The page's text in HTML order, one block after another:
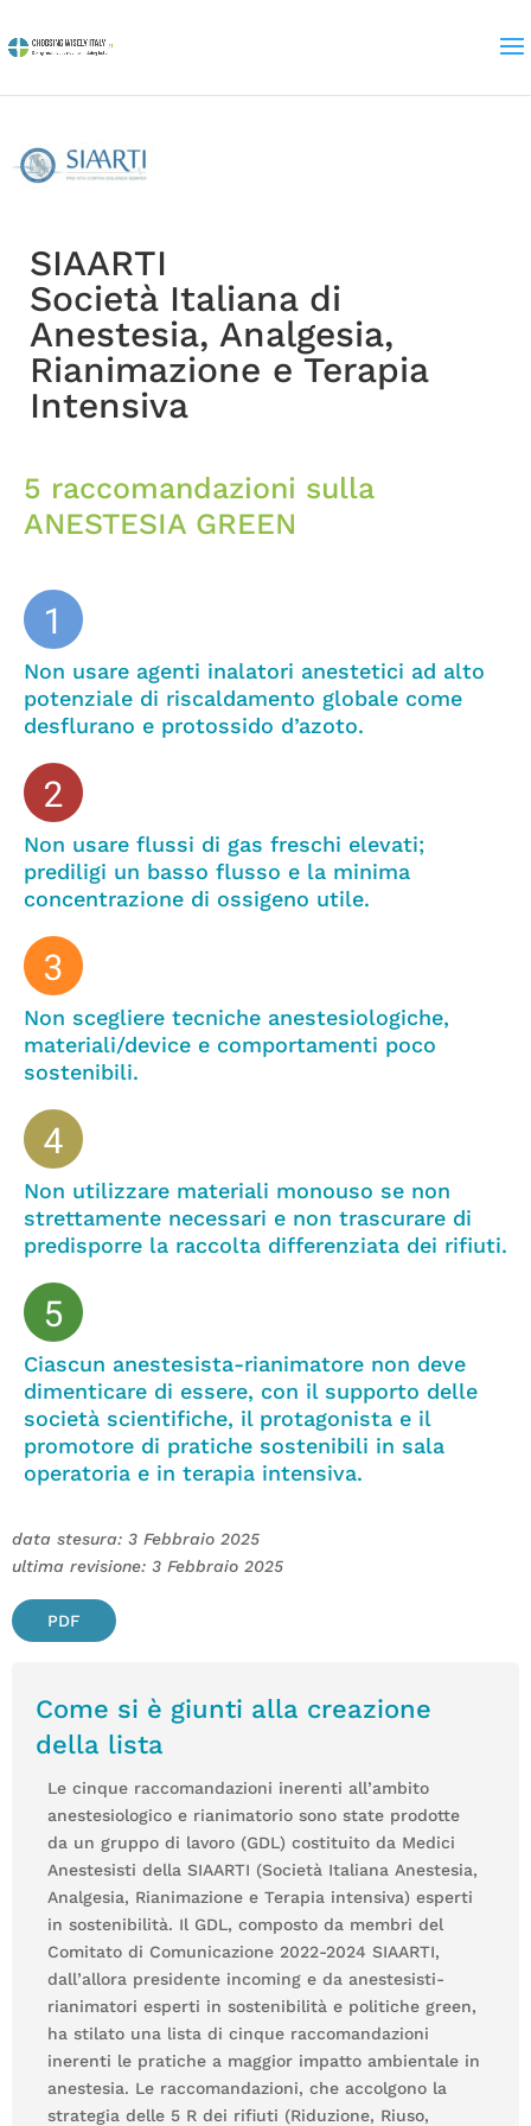
SIAARTI
Società Italiana di
Anestesia, Analgesia,
Rianimazione e Terapia
Intensiva
5 raccomandazioni sulla
ANESTESIA GREEN
Non usare agenti inalatori anestetici ad alto
potenziale di riscaldamento globale come
desflurano e protossido d’azoto.
Non usare flussi di gas freschi elevati;
prediligi un basso flusso e la minima
concentrazione di ossigeno utile.
Non scegliere tecniche anestesiologiche,
materiali/device e comportamenti poco
sostenibili.
Non utilizzare materiali monouso se non
strettamente necessari e non trascurare di
predisporre la raccolta differenziata dei rifiuti.
Ciascun anestesista-rianimatore non deve
dimenticare di essere, con il supporto delle
società scientifiche, il protagonista e il
promotore di pratiche sostenibili in sala
operatoria e in terapia intensiva.
data stesura: 3 Febbraio 2025
ultima revisione: 3 Febbraio 2025
PDF
Come si è giunti alla creazione
della lista
Le cinque raccomandazioni inerenti all’ambito
anestesiologico e rianimatorio sono state prodotte
da un gruppo di lavoro (GDL) costituito da Medici
Anestesisti della SIAARTI (Società Italiana Anestesia,
Analgesia, Rianimazione e Terapia intensiva) esperti
in sostenibilità. Il GDL, composto da membri del
Comitato di Comunicazione 2022-2024 SIAARTI,
dall’allora presidente incoming e da anestesisti-
rianimatori esperti in sostenibilità e politiche green,
ha stilato una lista di cinque raccomandazioni
inerenti le pratiche a maggior impatto ambientale in
anestesia. Le raccomandazioni, che accolgono la
strategia delle 5 R dei rifiuti (Riduzione, Riuso,